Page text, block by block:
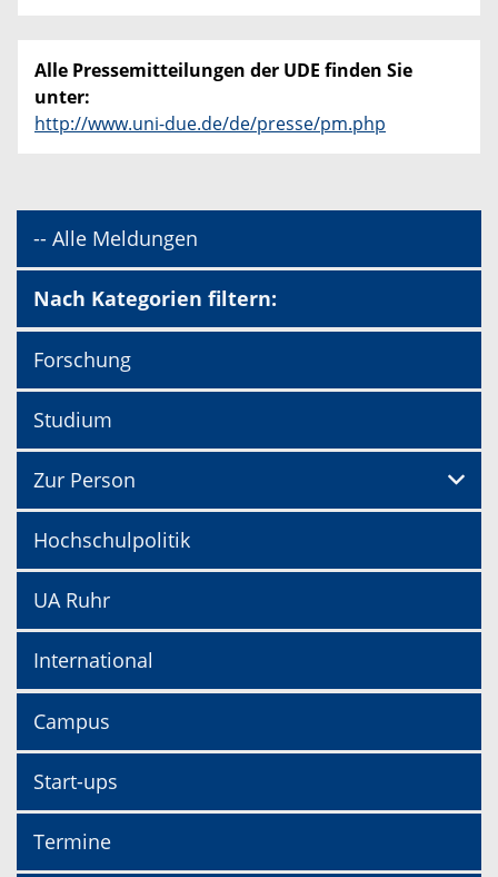
Alle Pressemitteilungen der UDE finden Sie
unter:
http://www.uni-due.de/de/presse/pm.php
-- Alle Meldungen
Nach Kategorien filtern:
Forschung
Studium
Zur Person
Hochschulpolitik
UA Ruhr
International
Campus
Start-ups
Termine